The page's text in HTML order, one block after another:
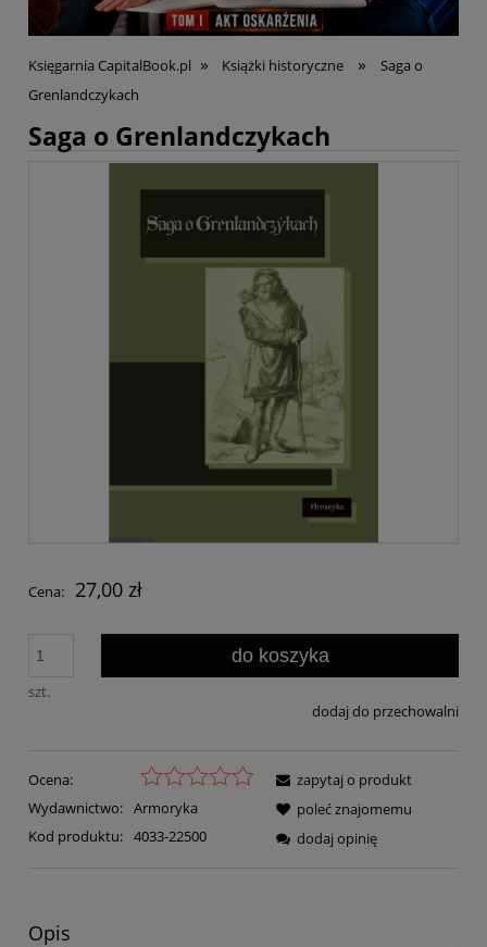
Księgarnia CapitalBook.pl » Książki historyczne »
Saga o
Grenlandczykach
Saga o Grenlandczykach
Cena: 27,00 zł
szt.
do koszyka
dodaj do przechowalni
Ocena:
Wydawnictwo: Armoryka
Kod produktu: 4033-22500
zapytaj o produkt
poleć znajomemu
dodaj opinię
Opis